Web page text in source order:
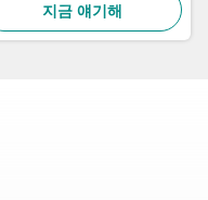
지금 얘기해